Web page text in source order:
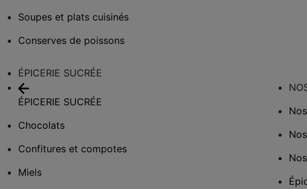
Soupes et plats cuisinés
Conserves de poissons
ÉPICERIE SUCRÉE
ÉPICERIE SUCRÉE
Chocolats
Confitures et compotes
Miels